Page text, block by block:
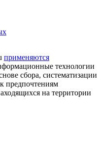
применяются
технологии
сбора, систематизации
предпочтениям
на территории